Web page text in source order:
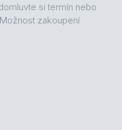
si termín nebo
zakoupení